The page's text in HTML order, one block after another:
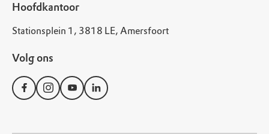
Hoofdkantoor
Stationsplein 1, 3818 LE, Amersfoort
Volg ons